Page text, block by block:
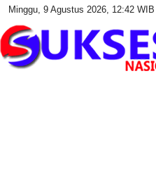
Minggu, 9 Agustus 2026, 12:42 WIB